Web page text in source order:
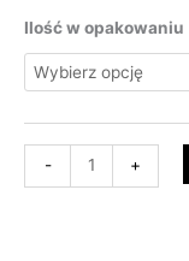
Ilość w opakowaniu
- +